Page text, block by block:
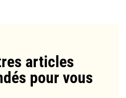
articles
pour vous​